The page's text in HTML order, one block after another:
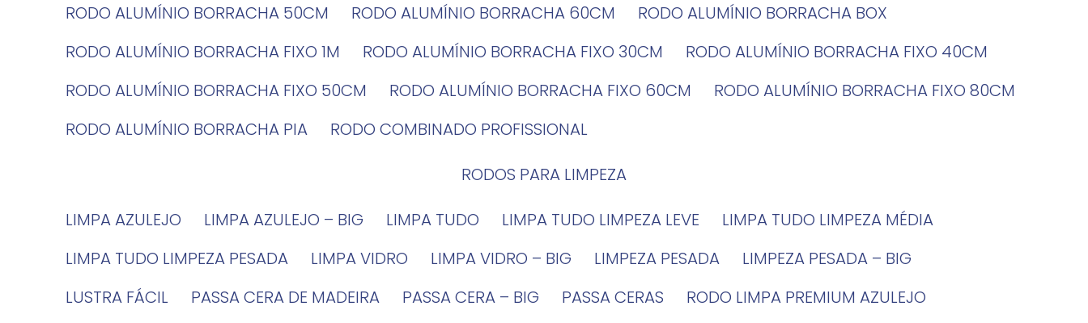
RODO ALUMÍNIO BORRACHA 50CM
RODO ALUMÍNIO BORRACHA 60CM
RODO ALUMÍNIO BORRACHA BOX
RODO ALUMÍNIO BORRACHA FIXO 1M
RODO ALUMÍNIO BORRACHA FIXO 30CM
RODO ALUMÍNIO BORRACHA FIXO 40CM
RODO ALUMÍNIO BORRACHA FIXO 50CM
RODO ALUMÍNIO BORRACHA FIXO 60CM
RODO ALUMÍNIO BORRACHA FIXO 80CM
RODO ALUMÍNIO BORRACHA PIA
RODO COMBINADO PROFISSIONAL
RODOS PARA LIMPEZA
LIMPA AZULEJO
LIMPA AZULEJO – BIG LIMPA TUDO LIMPA TUDO LIMPEZA LEVE
LIMPA TUDO LIMPEZA MÉDIA
LIMPA TUDO LIMPEZA PESADA
LIMPA VIDRO LIMPA VIDRO – BIG LIMPEZA PESADA
LIMPEZA PESADA – BIG
LUSTRA FÁCIL
PASSA CERA DE MADEIRA PASSA CERA – BIG PASSA CERAS
RODO LIMPA PREMIUM AZULEJO